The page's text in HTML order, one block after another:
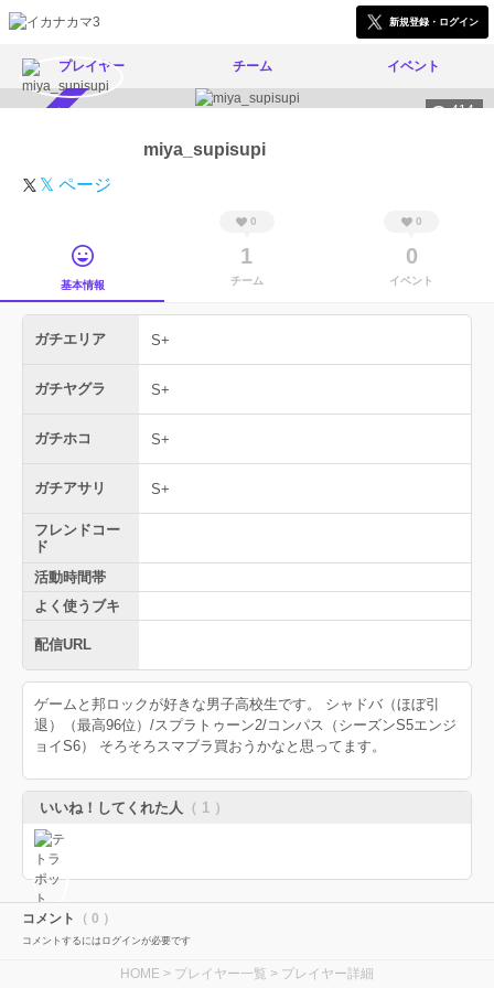
新規登録・ログイン
プレイヤー チーム イベント
414
miya_supisupi
𝕏 ページ
基本情報
0
1
チーム
0
0
イベント
ガチエリア S+
ガチヤグラ S+
ガチホコ S+
ガチアサリ S+
フレンドコー
ド
活動時間帯
よく使うブキ
配信URL
ゲームと邦ロックが好きな男子高校生です。 シャドバ（ほぼ引
退）（最高96位）/スプラトゥーン2/コンパス（シーズンS5エンジ
ョイS6） そろそろスマブラ買おうかなと思ってます。
いいね！してくれた人 （ 1 ）
コメント （ 0 ）
コメントするにはログインが必要です
HOME > プレイヤー一覧 > プレイヤー詳細